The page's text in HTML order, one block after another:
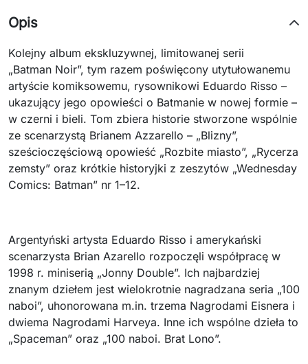
Opis
Kolejny album ekskluzywnej, limitowanej serii
„Batman Noir”, tym razem poświęcony utytułowanemu
artyście komiksowemu, rysownikowi Eduardo Risso –
ukazujący jego opowieści o Batmanie w nowej formie –
w czerni i bieli. Tom zbiera historie stworzone wspólnie
ze scenarzystą Brianem Azzarello – „Blizny”,
sześcioczęściową opowieść „Rozbite miasto”, „Rycerza
zemsty” oraz krótkie historyjki z zeszytów „Wednesday
Comics: Batman” nr 1–12.
Argentyński artysta Eduardo Risso i amerykański
scenarzysta Brian Azarello rozpoczęli współpracę w
1998 r. miniserią „Jonny Double”. Ich najbardziej
znanym dziełem jest wielokrotnie nagradzana seria „100
naboi”, uhonorowana m.in. trzema Nagrodami Eisnera i
dwiema Nagrodami Harveya. Inne ich wspólne dzieła to
„Spaceman” oraz „100 naboi. Brat Lono”.